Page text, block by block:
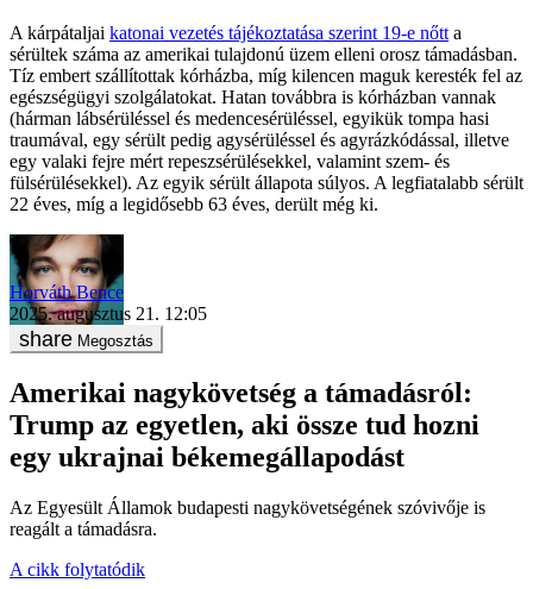
A kárpátaljai katonai vezetés tájékoztatása szerint 19-e nőtt a
sérültek száma az amerikai tulajdonú üzem elleni orosz támadásban.
Tíz embert szállítottak kórházba, míg kilencen maguk keresték fel az
egészségügyi szolgálatokat. Hatan továbbra is kórházban vannak
(hárman lábsérüléssel és medencesérüléssel, egyikük tompa hasi
traumával, egy sérült pedig agysérüléssel és agyrázkódással, illetve
egy valaki fejre mért repeszsérülésekkel, valamint szem- és
fülsérülésekkel). Az egyik sérült állapota súlyos. A legfiatalabb sérült
22 éves, míg a legidősebb 63 éves, derült még ki.
Horváth Bence
2025. augusztus 21. 12:05
Megosztás
Amerikai nagykövetség a támadásról:
Trump az egyetlen, aki össze tud hozni
egy ukrajnai békemegállapodást
Az Egyesült Államok budapesti nagykövetségének szóvivője is
reagált a támadásra.
A cikk folytatódik